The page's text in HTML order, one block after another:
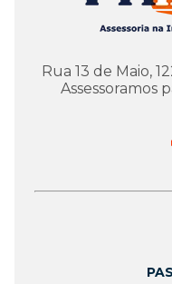
Rua 13 de Maio,
Assessoramos